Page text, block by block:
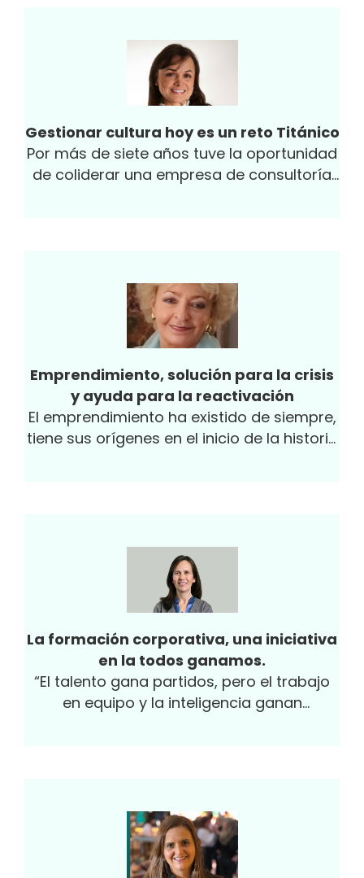
Gestionar cultura hoy es un reto Titánico
Por más de siete años tuve la oportunidad
de coliderar una empresa de consultoría
manera como se relacionaban, lideraban y
tomaban decisiones.
Emprendimiento, solución para la crisis
y ayuda para la reactivación
El emprendimiento ha existido de siempre,
tiene sus orígenes en el inicio de la historia
La formación corporativa, una iniciativa
en la todos ganamos.
“El talento gana partidos, pero el trabajo
en equipo y la inteligencia ganan
sentido estamos todos de acuerdo
cuando afirmamos que las inversiones en
educación no sólo son necesarias, sino
que su retorno y su beneficio son